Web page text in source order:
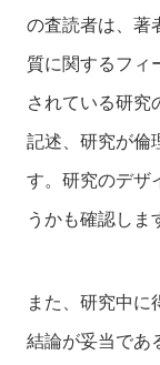
の査読者は、著
質に関するフィ
されている研究
記述、研究が倫
す。研究のデザ
うかも確認しま
また、研究中に
結論が妥当であ